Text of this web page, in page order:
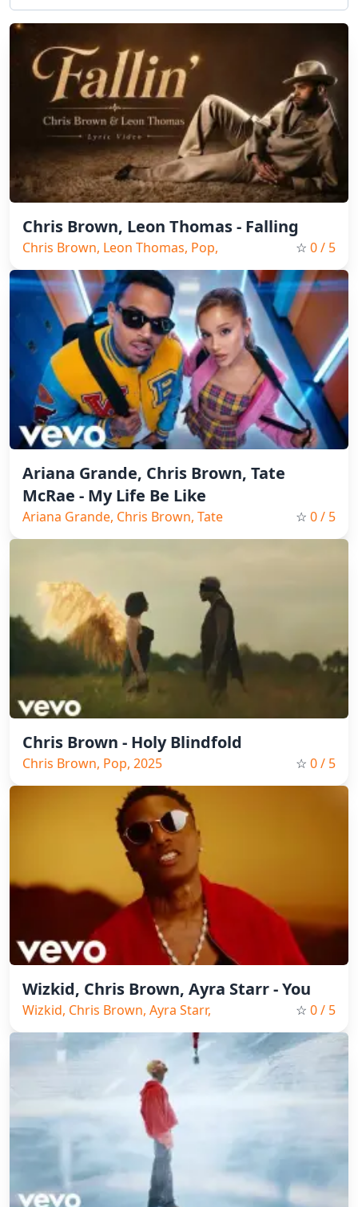
Chris Brown, Leon Thomas - Falling
Chris Brown, Leon Thomas, Pop,
2026
☆ 0/ 5
Ariana Grande, Chris Brown, Tate
McRae - My Life Be Like
Ariana Grande, Chris Brown, Tate
McRae, Pop, 2026
☆ 0/ 5
Chris Brown - Holy Blindfold
Chris Brown, Pop, 2025 ☆ 0/ 5
Wizkid, Chris Brown, Ayra Starr - You
Wizkid, Chris Brown, Ayra Starr,
Pop, 2025
☆ 0/ 5